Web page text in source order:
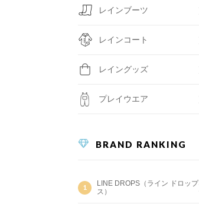
レインブーツ
レインコート
レイングッズ
プレイウエア
BRAND RANKING
LINE DROPS（ライン ドロップ
ス）